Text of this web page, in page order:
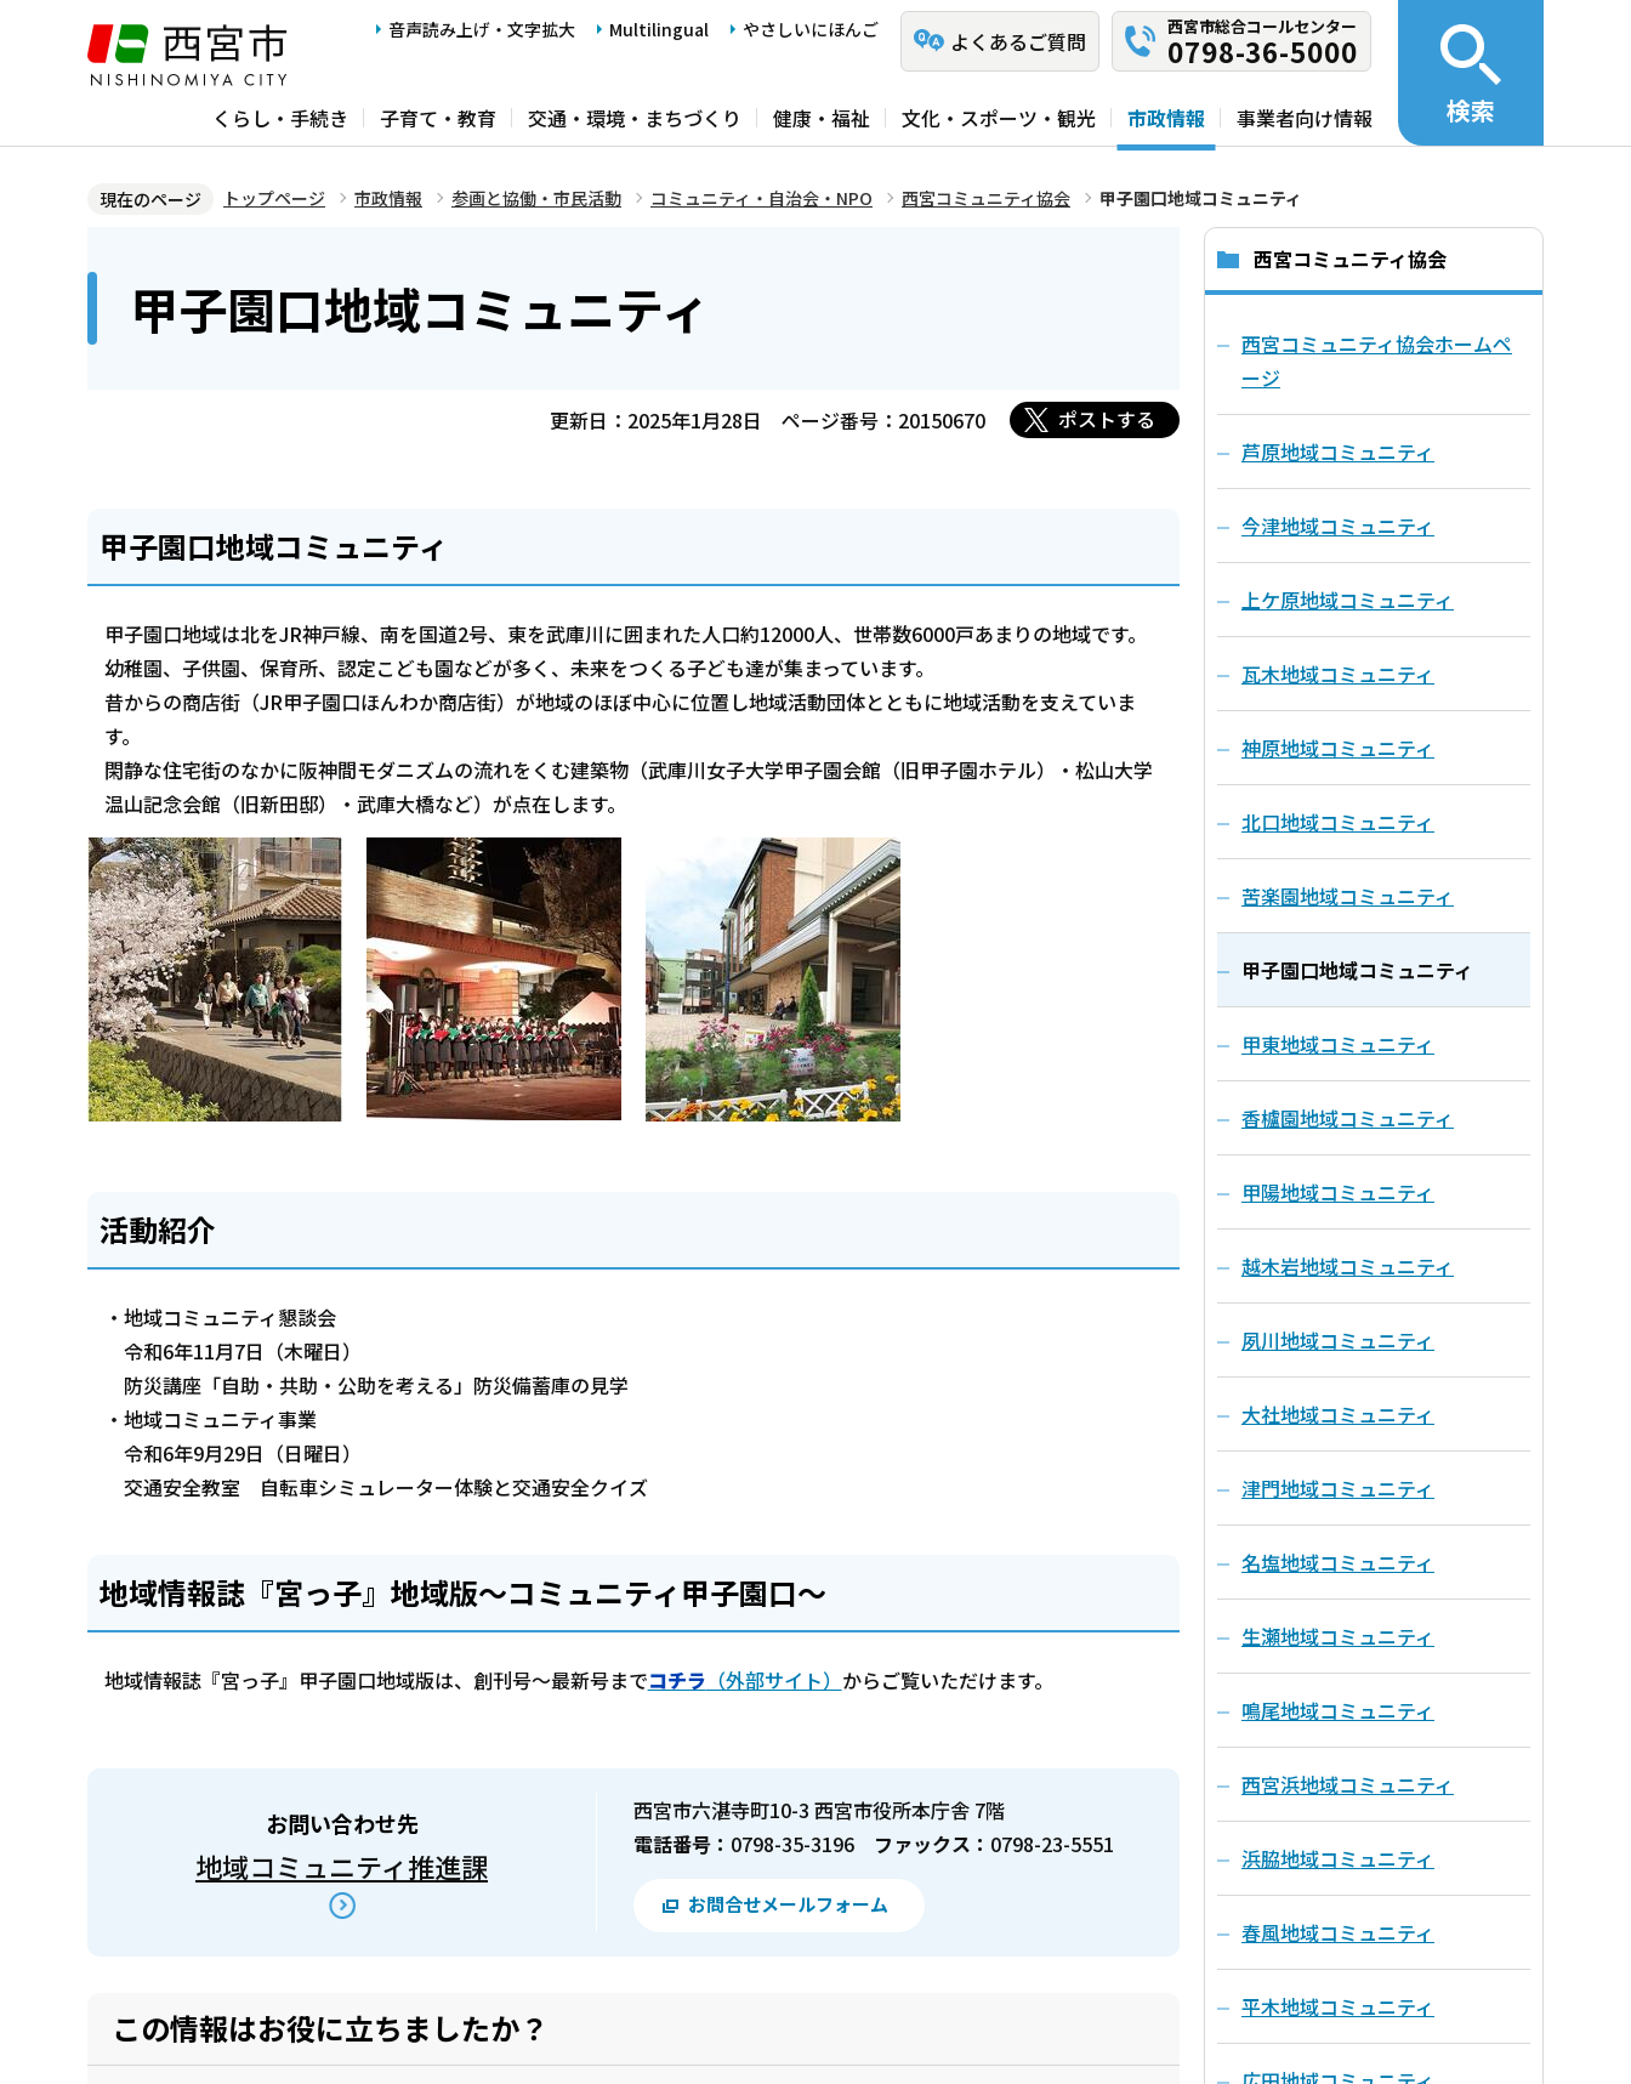
ジ
音声読み上げ・文字拡大 Multilingual やさしいにほんご よくあるご質問
西宮市総合コールセンター
0798-36-5000
くらし・手続き 子育て・教育 交通・環境・まちづくり 健康・福祉 文化・スポーツ・観光 市政情報 事業者向け情報 検索
現在のページ トップページ 市政情報 参画と協働・市民活動 コミュニティ・自治会・NPO 西宮コミュニティ協会 甲子園口地域コミュニティ
甲子園口地域コミュニティ
更新日：2025年1月28日 ページ番号：20150670 ポストする
甲子園口地域コミュニティ
甲子園口地域は北をJR神戸線、南を国道2号、東を武庫川に囲まれた人口約12000人、世帯数6000戸あまりの地域です。
幼稚園、子供園、保育所、認定こども園などが多く、未来をつくる子ども達が集まっています。
昔からの商店街（JR甲子園口ほんわか商店街）が地域のほぼ中心に位置し地域活動団体とともに地域活動を支えていま
す。
閑静な住宅街のなかに阪神間モダニズムの流れをくむ建築物（武庫川女子大学甲子園会館（旧甲子園ホテル）・松山大学
温山記念会館（旧新田邸）・武庫大橋など）が点在します。
活動紹介
・地域コミュニティ懇談会
令和6年11月7日（木曜日）
防災講座「自助・共助・公助を考える」防災備蓄庫の見学
・地域コミュニティ事業
令和6年9月29日（日曜日）
交通安全教室 自転車シミュレーター体験と交通安全クイズ
地域情報誌『宮っ子』地域版～コミュニティ甲子園口～
地域情報誌『宮っ子』甲子園口地域版は、創刊号～最新号までコチラ （外部サイト） からご覧いただけます。
お問い合わせ先
地域コミュニティ推進課
西宮市六湛寺町10-3 西宮市役所本庁舎 7階
電話番号： 0798-35-3196 ファックス： 0798-23-5551
お問合せメールフォーム
この情報はお役に立ちましたか？
西宮コミュニティ協会
西宮コミュニティ協会ホームペ
ージ
芦原地域コミュニティ
今津地域コミュニティ
上ケ原地域コミュニティ
瓦木地域コミュニティ
神原地域コミュニティ
北口地域コミュニティ
苦楽園地域コミュニティ
甲子園口地域コミュニティ
甲東地域コミュニティ
香櫨園地域コミュニティ
甲陽地域コミュニティ
越木岩地域コミュニティ
夙川地域コミュニティ
大社地域コミュニティ
津門地域コミュニティ
名塩地域コミュニティ
生瀬地域コミュニティ
鳴尾地域コミュニティ
西宮浜地域コミュニティ
浜脇地域コミュニティ
春風地域コミュニティ
平木地域コミュニティ